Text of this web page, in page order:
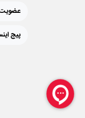
عضویت
پیج